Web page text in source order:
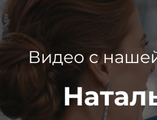
Видео с